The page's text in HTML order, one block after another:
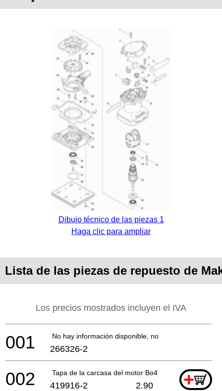
Dibujo técnico de las piezas 1
Haga clic para ampliar
Lista de las piezas de repuesto de
Los precios mostrados incluyen el IVA
No hay información disponible, no se puede pedir
001 266326-2
Tapa de la carcasa del motor Bo4557 * +
002 419916-2 2.90